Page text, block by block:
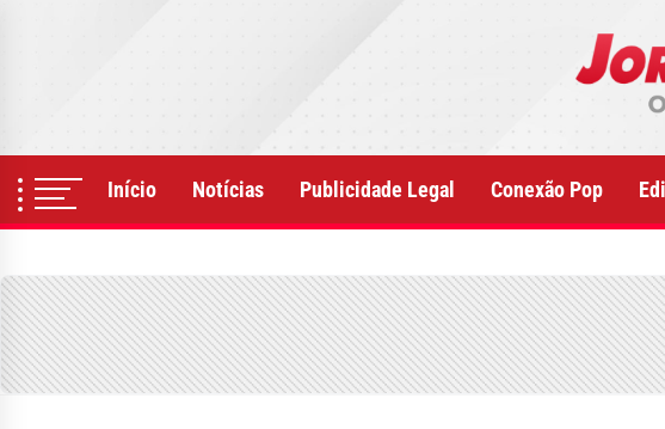
Início Notícias Publicidade Legal Conexão Pop